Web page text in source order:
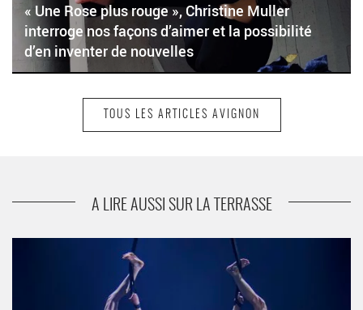
« Une Rose plus rouge », Christine Muller
interroge nos façons d’aimer et la possibilité
d’en inventer de nouvelles
« L’engagement de Jean Jaurès et Rose Valland
engagement
TOUS LES ARTICLES AVIGNON
A LIRE AUSSI SUR LA TERRASSE
Gabor Zsiros et Renato Illes réunissent grâce et force dans «
Same », entre cirque et danse. - Critique sortie Avignon / 2026
Avignon Avignon Off. Présence Pasteur